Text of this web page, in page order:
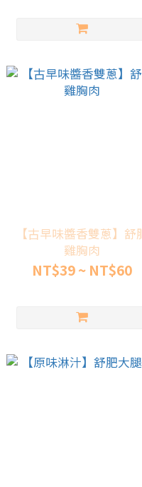
【古早味醬香雙蔥】舒
雞胸肉
NT$39 ~ NT$60